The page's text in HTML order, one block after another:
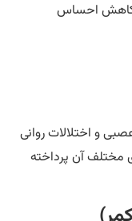
احساس
اختلالات روانی
آن پرداخته